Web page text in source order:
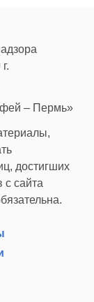
– Пермь»
достигших
с сайта